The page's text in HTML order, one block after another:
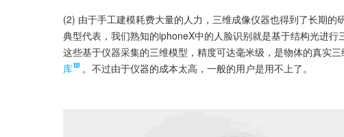
(2) 由于手工建模耗费大量的人力，三维成像仪器也得到了长期
典型代表，我们熟知的iphoneX中的人脸识别就是基于结构光进行
这些基于仪器采集的三维模型，精度可达毫米级，是物体的真实
库
。不过由于仪器的成本太高，一般的用户是用不上了。